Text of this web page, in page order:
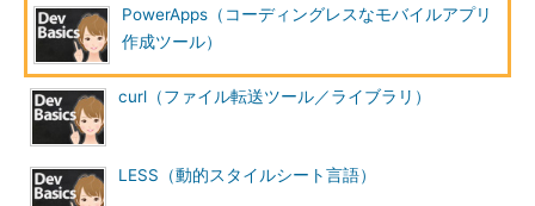
PowerApps（コーディングレスなモバイルアプリ
作成ツール）
curl（ファイル転送ツール／ライブラリ）
LESS（動的スタイルシート言語）